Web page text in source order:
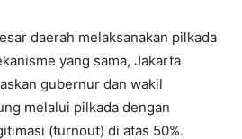
daerah melaksanakan pilkada
yang sama, Jakarta
gubernur dan wakil
melalui pilkada dengan
(turnout) di atas 50%.